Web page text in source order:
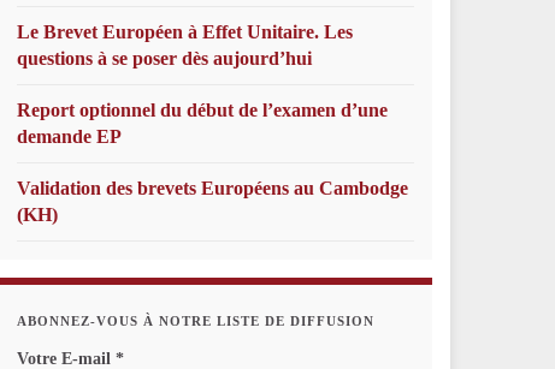
Le Brevet Européen à Effet Unitaire. Les
questions à se poser dès aujourd’hui
Report optionnel du début de l’examen d’une
demande EP
Validation des brevets Européens au Cambodge
(KH)
ABONNEZ-VOUS À NOTRE LISTE DE DIFFUSION
Votre E-mail *